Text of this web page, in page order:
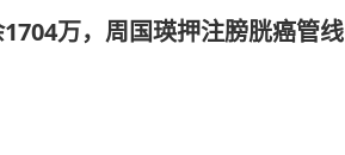
万，周国瑛押注膀胱癌管线